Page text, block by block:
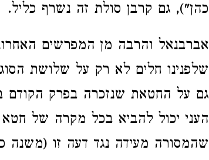
כהן"), גם קרבן סולת זה נשרף כליל.
אברבנאל והרבה מן המפרשים
שלפנינו חלים לא רק על שלושת
גם על החטאת שנזכרה בפרק
העני יכול להביא בכל מקרה של
שהמסורה מעידה נגד דעה זו (משנה